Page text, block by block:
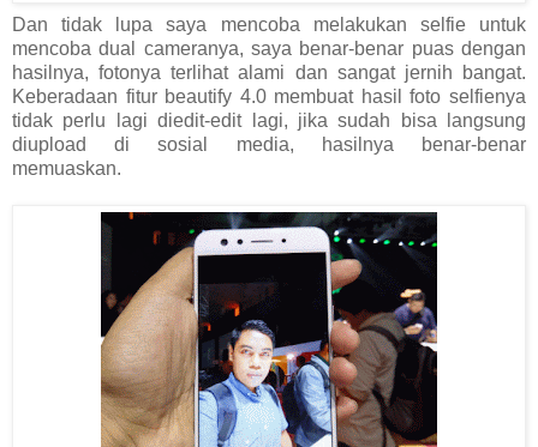
Dan tidak lupa saya mencoba melakukan selfie untuk
mencoba dual cameranya, saya benar-benar puas dengan
hasilnya, fotonya terlihat alami dan sangat jernih bangat.
Keberadaan fitur beautify 4.0 membuat hasil foto selfienya
tidak perlu lagi diedit-edit lagi, jika sudah bisa langsung
diupload di sosial media, hasilnya benar-benar
memuaskan.